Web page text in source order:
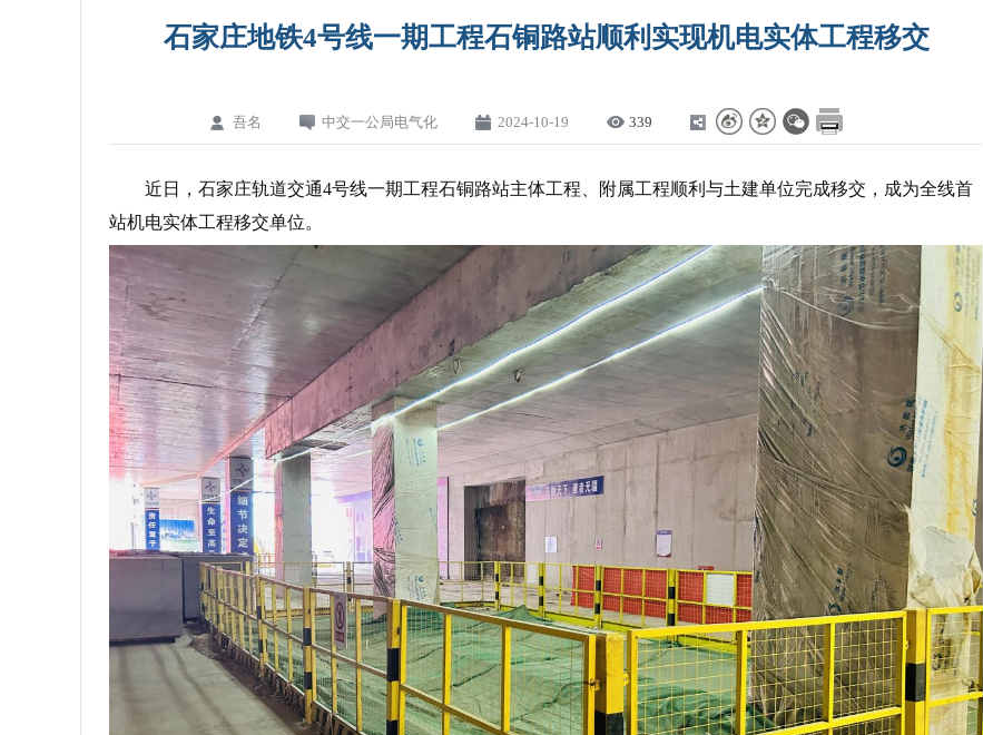
石家庄地铁4号线一期工程石铜路站顺利实现机电实体工程移交
吾名 中交一公局电气化 2024-10-19 339
近日，石家庄轨道交通4号线一期工程石铜路站主体工程、附属工程顺利与土建单位完成移交，成为全线首
站机电实体工程移交单位。